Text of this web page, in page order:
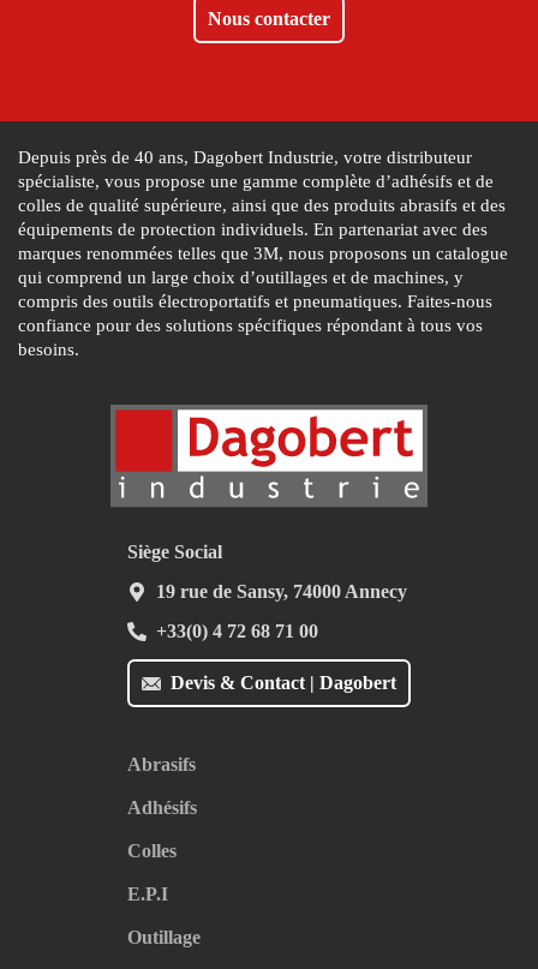
Nous contacter
Depuis près de 40 ans, Dagobert Industrie, votre distributeur
spécialiste, vous propose une gamme complète d’adhésifs et de
colles de qualité supérieure, ainsi que des produits abrasifs et des
équipements de protection individuels. En partenariat avec des
marques renommées telles que 3M, nous proposons un catalogue
qui comprend un large choix d’outillages et de machines, y
compris des outils électroportatifs et pneumatiques. Faites-nous
confiance pour des solutions spécifiques répondant à tous vos
besoins.
Devis & Contact | Dagobert
Siège Social
19 rue de Sansy, 74000 Annecy
+33(0) 4 72 68 71 00
Abrasifs
Adhésifs
Colles
E.P.I
Outillage